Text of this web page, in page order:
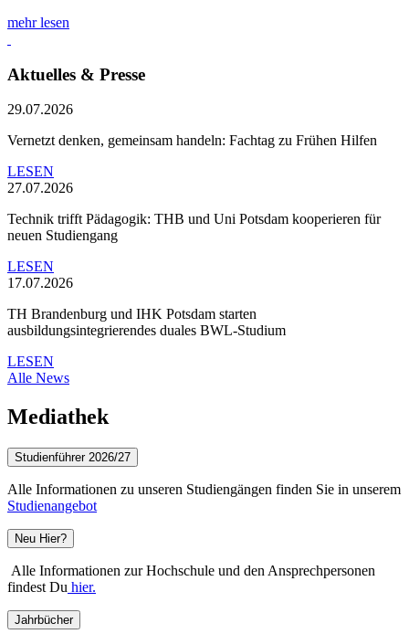
mehr lesen
Aktuelles & Presse
29.07.2026
Vernetzt denken, gemeinsam handeln: Fachtag zu Frühen Hilfen
LESEN
27.07.2026
Technik trifft Pädagogik: THB und Uni Potsdam kooperieren für
neuen Studiengang
LESEN
17.07.2026
TH Brandenburg und IHK Potsdam starten
ausbildungsintegrierendes duales BWL-Studium
LESEN
Alle News
Mediathek
Studienführer 2026/27
Alle Informationen zu unseren Studiengängen finden Sie in unserem
Studienangebot
Neu Hier?
Alle Informationen zur Hochschule und den Ansprechpersonen
findest Du hier.
Jahrbücher